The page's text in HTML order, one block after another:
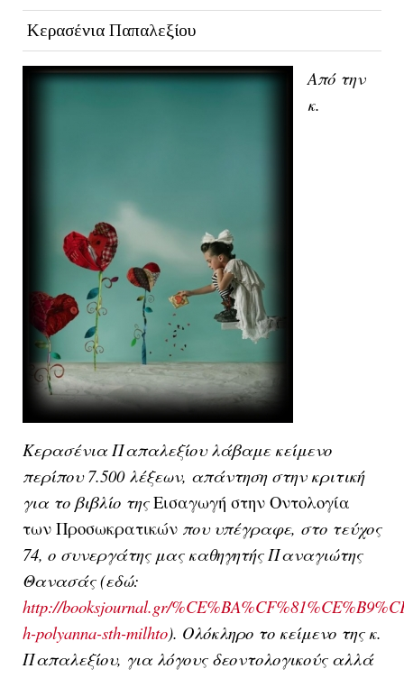
Κερασένια Παπαλεξίου
Από την
κ.
Κερασένια Παπαλεξίου λάβαμε κείμενο
περίπου 7.500 λέξεων, απάντηση στην κριτική
για το βιβλίο τηςΕισαγωγή στην Οντολογία
των Προσωκρατικών που υπέγραφε, στο τεύχος
74, ο συνεργάτης μας καθηγητής Παναγιώτης
Θανασάς (εδώ:
http://booksjournal.gr/
h-polyanna-sth-milhto). Ολόκληρο το κείμενο της κ.
Παπαλεξίου, για λόγους δεοντολογικούς αλλά